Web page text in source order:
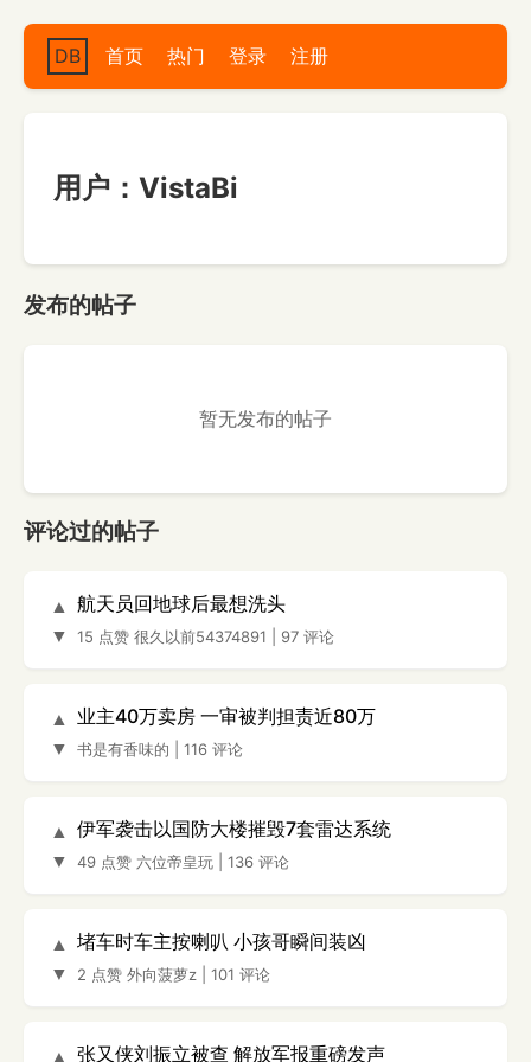
DB 首页 热门 登录 注册
用户：VistaBi
发布的帖子
暂无发布的帖子
评论过的帖子
▲
▼
航天员回地球后最想洗头
15 点赞 很久以前54374891 97 评论
▲
▼
业主40万卖房 一审被判担责近80万
书是有香味的 116 评论
▲
▼
伊军袭击以国防大楼摧毁7套雷达系统
49 点赞 六位帝皇玩 136 评论
▲
▼
堵车时车主按喇叭 小孩哥瞬间装凶
2 点赞 外向菠萝z 101 评论
▲ 张又侠刘振立被查 解放军报重磅发声